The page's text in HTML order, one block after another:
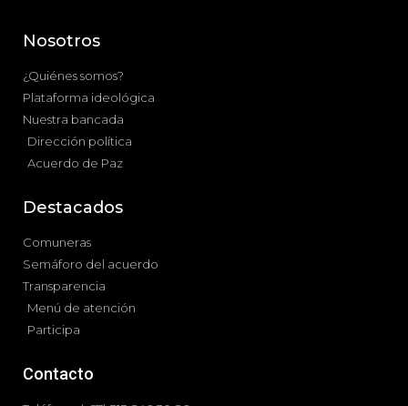
Nosotros
¿Quiénes somos?
Plataforma ideológica
Nuestra bancada
Dirección política
Acuerdo de Paz
Destacados
Comuneras
Semáforo del acuerdo
Transparencia
Menú de atención
Participa
Contacto